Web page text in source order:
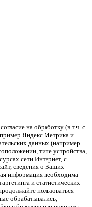
на обработку (в т.ч. с
Яндекс.Метрика и
данных (например
типе устройства,
сети Интернет, с
сведения о Ваших
информация необходима
и статистических
пользоваться
обрабатывались,